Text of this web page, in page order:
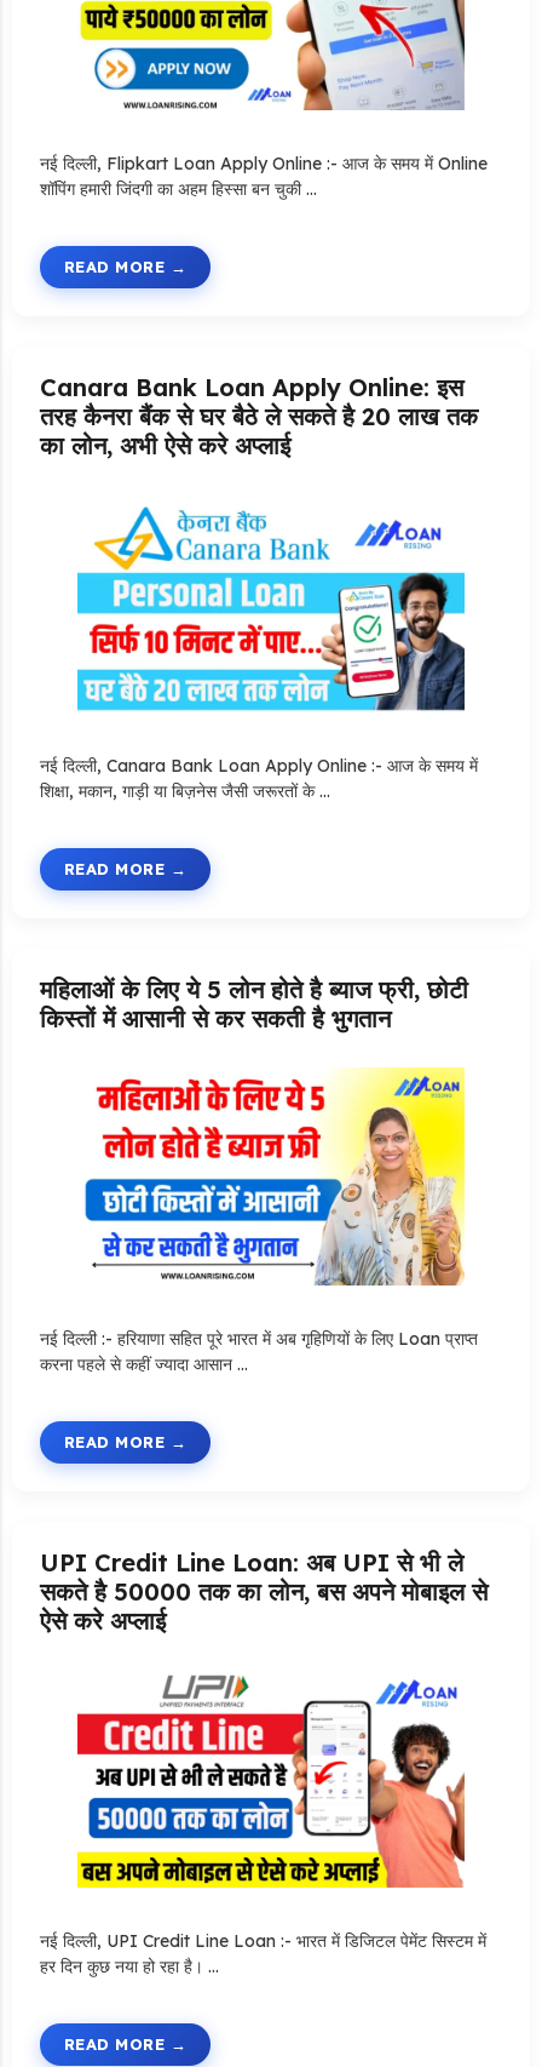
नई दिल्ली, Flipkart Loan Apply Online :- आज के समय में Online
शॉपिंग हमारी जिंदगी का अहम हिस्सा बन चुकी …
READ MORE
Canara Bank Loan Apply Online: इस
तरह कैनरा बैंक से घर बैठे ले सकते है 20 लाख तक
का लोन, अभी ऐसे करे अप्लाई
नई दिल्ली, Canara Bank Loan Apply Online :- आज के समय में
शिक्षा, मकान, गाड़ी या बिज़नेस जैसी जरूरतों के …
READ MORE
महिलाओं के लिए ये 5 लोन होते है ब्याज फ्री, छोटी
किस्तों में आसानी से कर सकती है भुगतान
नई दिल्ली :- हरियाणा सहित पूरे भारत में अब गृहिणियों के लिए Loan प्राप्त
करना पहले से कहीं ज्यादा आसान …
READ MORE
UPI Credit Line Loan: अब UPI से भी ले
सकते है 50000 तक का लोन, बस अपने मोबाइल से
ऐसे करे अप्लाई
नई दिल्ली, UPI Credit Line Loan :- भारत में डिजिटल पेमेंट सिस्टम में
हर दिन कुछ नया हो रहा है। …
READ MORE